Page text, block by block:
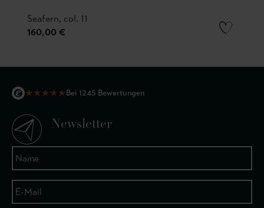
Seafern, col. 11
160,00 €
★★★★★Bei 1245 Bewertungen
Newsletter